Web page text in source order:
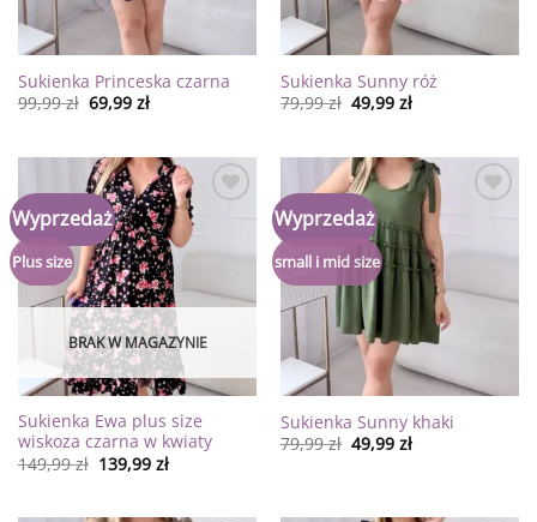
Sukienka Princeska czarna
99,99zł 69,99 zł
Sukienka Sunny róż
79,99zł 49,99 zł
Wyprzedaż
Plus size
BRAK W MAGAZYNIE
Sukienka Ewa plus size
wiskoza czarna w kwiaty
149,99zł 139,99 zł
Wyprzedaż
small i mid size
Sukienka Sunny khaki
79,99zł 49,99 zł